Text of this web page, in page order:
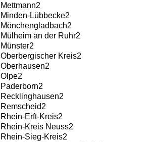
Mettmann2
Minden-Lübbecke2
Mönchengladbach2
Mülheim an der Ruhr2
Münster2
Oberbergischer Kreis2
Oberhausen2
Olpe2
Paderborn2
Recklinghausen2
Remscheid2
Rhein-Erft-Kreis2
Rhein-Kreis Neuss2
Rhein-Sieg-Kreis2